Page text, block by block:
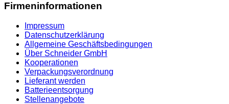
Firmeninformationen
Impressum
Datenschutzerklärung
Allgemeine Geschäftsbedingungen
Über Schneider GmbH
Kooperationen
Verpackungsverordnung
Lieferant werden
Batterieentsorgung
Stellenangebote